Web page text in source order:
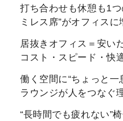
打ち合わせも休憩も1つ
ミレス席”がオフィス
居抜きオフィス＝安い
コスト・スピード・快
働く空間に“ちょっと一
ラウンジが人をつなぐ
“長時間でも疲れない”